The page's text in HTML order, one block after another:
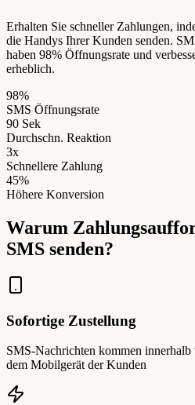
Erhalten Sie schneller Zahlungen,
die Handys Ihrer Kunden senden.
haben 98% Öffnungsrate und
erheblich.
98%
SMS Öffnungsrate
90 Sek
Durchschn. Reaktion
3x
Schnellere Zahlung
45%
Höhere Konversion
Warum
SMS senden?
Sofortige Zustellung
SMS-Nachrichten kommen
dem Mobilgerät der Kunden